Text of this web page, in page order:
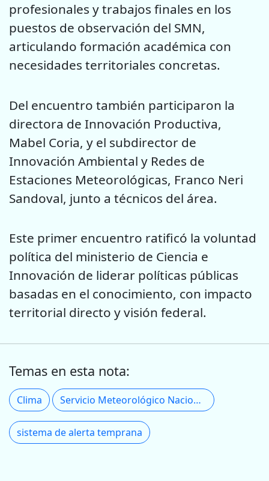
profesionales y trabajos finales en los
puestos de observación del SMN,
articulando formación académica con
necesidades territoriales concretas.
Del encuentro también participaron la
directora de Innovación Productiva,
Mabel Coria, y el subdirector de
Innovación Ambiental y Redes de
Estaciones Meteorológicas, Franco Neri
Sandoval, junto a técnicos del área.
Este primer encuentro ratificó la voluntad
política del ministerio de Ciencia e
Innovación de liderar políticas públicas
basadas en el conocimiento, con impacto
territorial directo y visión federal.
Temas en esta nota:
Clima Servicio Meteorológico Nacional
sistema de alerta temprana